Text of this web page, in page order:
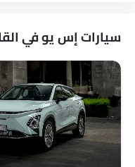
سيارات إس يو في